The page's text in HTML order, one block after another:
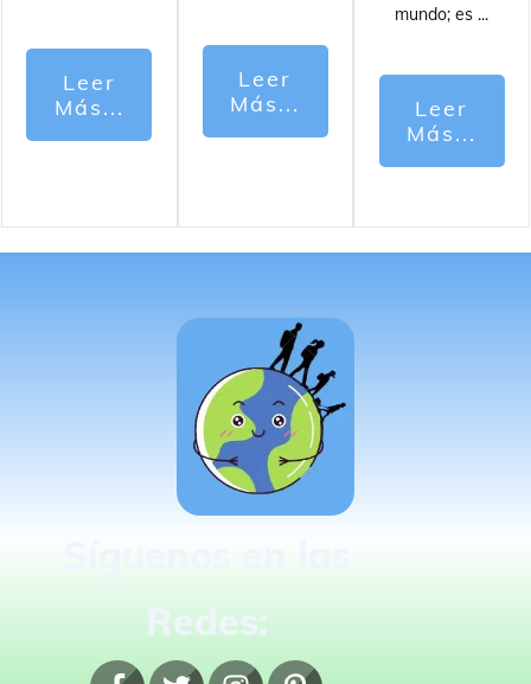
Leer
Más...
Leer
Más...
mundo; es ...
Leer
Más...
Redes: